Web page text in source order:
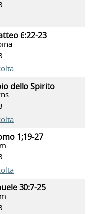
6:22-23
dello Spirito
1;19-27
30:7-25